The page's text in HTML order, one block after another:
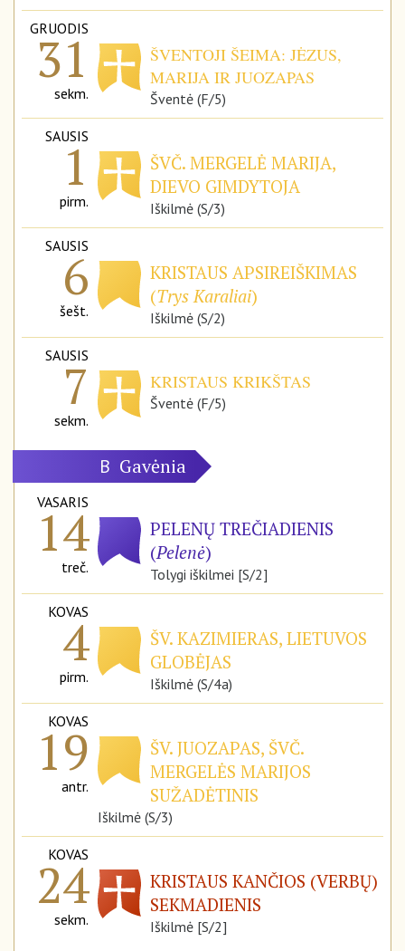
GRUODIS
31
sekm.
ŠVENTOJI ŠEIMA: JĖZUS,
MARIJA IR JUOZAPAS
Šventė (F/5)
SAUSIS
1
pirm.
ŠVČ. MERGELĖ MARIJA,
DIEVO GIMDYTOJA
Iškilmė (S/3)
SAUSIS
6
šešt.
KRISTAUS APSIREIŠKIMAS
(Trys Karaliai)
Iškilmė (S/2)
SAUSIS
7
sekm.
KRISTAUS KRIKŠTAS
Šventė (F/5)
B Gavėnia
VASARIS
14
treč.
PELENŲ TREČIADIENIS
(Pelenė)
Tolygi iškilmei [S/2]
KOVAS
4
pirm.
ŠV. KAZIMIERAS, LIETUVOS
GLOBĖJAS
Iškilmė (S/4a)
KOVAS
19
antr.
ŠV. JUOZAPAS, ŠVČ.
MERGELĖS MARIJOS
SUŽADĖTINIS
Iškilmė (S/3)
KOVAS
24
sekm.
KRISTAUS KANČIOS (VERBŲ)
SEKMADIENIS
Iškilmė [S/2]